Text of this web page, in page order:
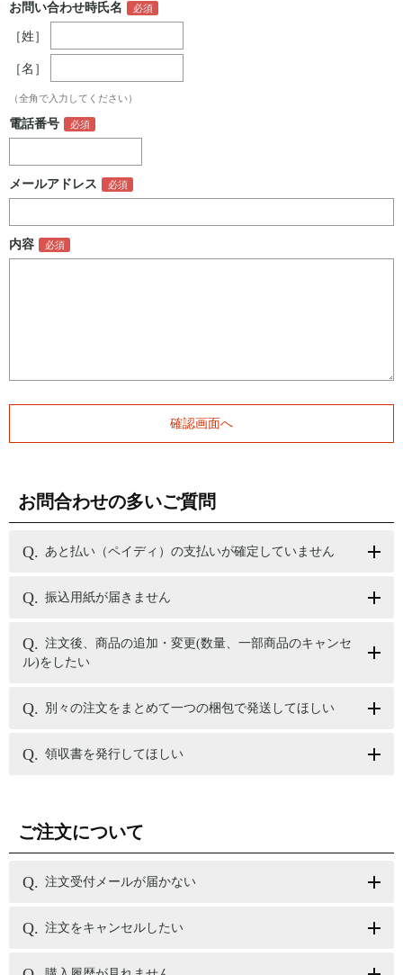
お問い合わせ時氏名
［姓］
［名］
（全角で入力してください）
電話番号
メールアドレス
内容
お問合わせの多いご質問
あと払い（ペイディ）の支払いが確定していません
振込用紙が届きません
注文後、商品の追加・変更(数量、一部商品のキャンセ
ル)をしたい
別々の注文をまとめて一つの梱包で発送してほしい
領収書を発行してほしい
ご注文について
注文受付メールが届かない
注文をキャンセルしたい